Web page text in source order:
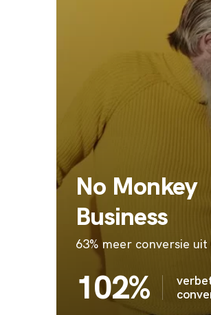
No Monkey
Business
63% meer conversie uit
102%